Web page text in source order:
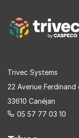
Trivec Systems
22 Avenue Ferdinand
33610 Canéjan
05 57 77 03 10